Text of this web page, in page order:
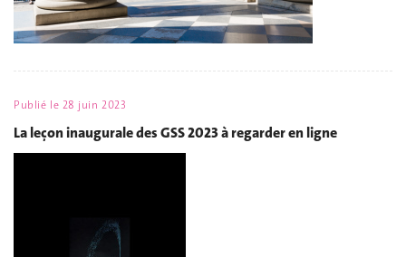
Publié le 28 juin 2023
La leçon inaugurale des GSS 2023 à regarder en ligne